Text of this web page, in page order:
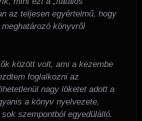
az teljesen egyértelmű, hogy
könyvről
között volt, ami a kezembe
foglalkozni az
nagy löketet adott a
a könyv nyelvezete,
szempontból egyedülálló.